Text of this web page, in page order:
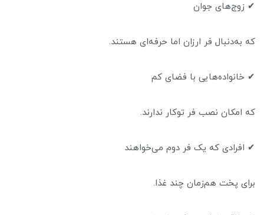
✔ زوج‌های جوان
که به‌دنبال فر ارزان اما حرفه‌ای هستند.
✔ خانواده‌هایی با فضای کم
که امکان نصب فر توکار ندارند.
✔ افرادی که یک فر دوم می‌خواهند
برای پخت هم‌زمان چند غذا.